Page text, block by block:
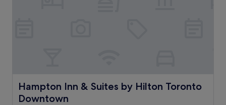
Hampton Inn & Suites by Hilton Toronto
Downtown
Hampton Inn & Suites by Hilton Toronto Downtown